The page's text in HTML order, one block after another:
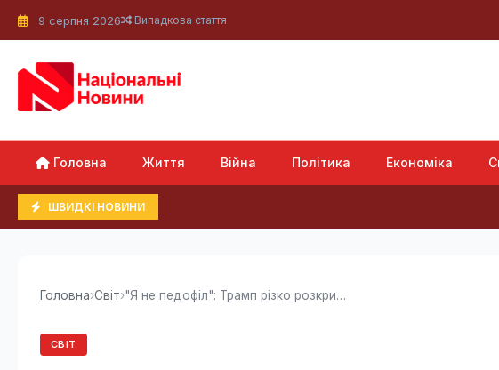
9 серпня 2026 Випадкова стаття
Головна Життя Війна Політика Економіка
ШВИДКІ НОВИНИ
Головна›Світ› "Я не педофіл": Трамп різко розкритикував...
СВІТ